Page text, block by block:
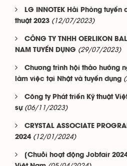
LG INNOTEK Hải Phòng
thuật 2023 (12/07/2023)
CÔNG TY TNHH OERLIKON
NAM TUYỂN DỤNG (29/07/2023)
Chương trình hội thảo hướng
làm việc tại Nhật và tuyển dụng
Công ty Phát triển Kỹ thuật
sự (06/11/2023)
CRYSTAL ASSOCIATE
2024 (12/01/2024)
[Chuỗi hoạt động Jobfair